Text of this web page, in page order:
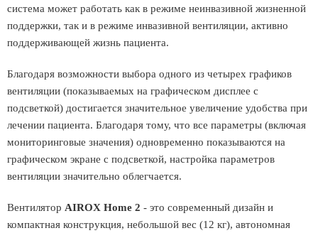
система может работать как в режиме неинвазивной жизненной
поддержки, так и в режиме инвазивной вентиляции, активно
поддерживающей жизнь пациента.
Благодаря возможности выбора одного из четырех графиков
вентиляции (показываемых на графическом дисплее с
подсветкой) достигается значительное увеличение удобства при
лечении пациента. Благодаря тому, что все параметры (включая
мониторинговые значения) одновременно показываются на
графическом экране с подсветкой, настройка параметров
вентиляции значительно облегчается.
Вентилятор AIROX Home 2 - это современный дизайн и
компактная конструкция, небольшой вес (12 кг), автономная